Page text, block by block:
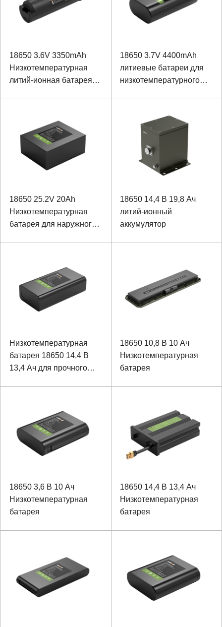
18650 3.6V 3350mAh
Низкотемпературная
литий-ионная батарея
18650 3.7V 4400mAh
литиевые батареи для
низкотемпературного
18650 25.2V 20Ah
Низкотемпературная
батарея для наружного
18650 14,4 В 19,8 Ач
литий-ионный
аккумулятор
Низкотемпературная
батарея 18650 14,4 В
13,4 Ач для прочного
18650 10,8 В 10 Ач
Низкотемпературная
батарея
18650 3,6 В 10 Ач
Низкотемпературная
батарея
18650 14,4 В 13,4 Ач
Низкотемпературная
батарея